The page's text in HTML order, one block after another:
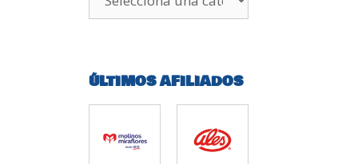
ÚLTIMOS AFILIADOS